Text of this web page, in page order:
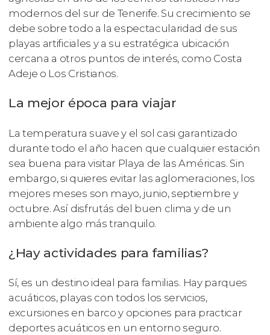
modernos del sur de Tenerife. Su crecimiento se
debe sobre todo a la espectacularidad de sus
playas artificiales y a su estratégica ubicación
cercana a otros puntos de interés, como Costa
Adeje o Los Cristianos.
La mejor época para viajar
La temperatura suave y el sol casi garantizado
durante todo el año hacen que cualquier estación
sea buena para visitar Playa de las Américas. Sin
embargo, si quieres evitar las aglomeraciones, los
mejores meses son mayo, junio, septiembre y
octubre. Así disfrutás del buen clima y de un
ambiente algo más tranquilo.
¿Hay actividades para familias?
Sí, es un destino ideal para familias. Hay parques
acuáticos, playas con todos los servicios,
excursiones en barco y opciones para practicar
deportes acuáticos en un entorno seguro.